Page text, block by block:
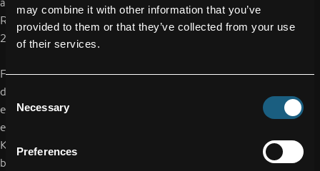
may combine it with other information that you’ve
provided to them or that they’ve collected from your use
of their services.
Consent
Selection
Necessary
Preferences
Rumpfgeschäftsjahr, welches am 31. Dezember 2019 (1. März
2019 - 31. Dezember 2019) enden wird.
Für das laufende Geschäftsjahr (Rumpfgeschäftsjahr) erwartet
das Management einen Umsatz von rund 600 Mio. EUR. sowie
eine EBIT-Marge von annähernd 6 %. Diese Erwartung
entspricht einem weiterhin planmäßigen Verlauf der
Kundenbedarfe für das restliche Geschäftsjahr. Hier ist zu
berücksichtigen, dass die unterjährige Entwicklung auf Grund